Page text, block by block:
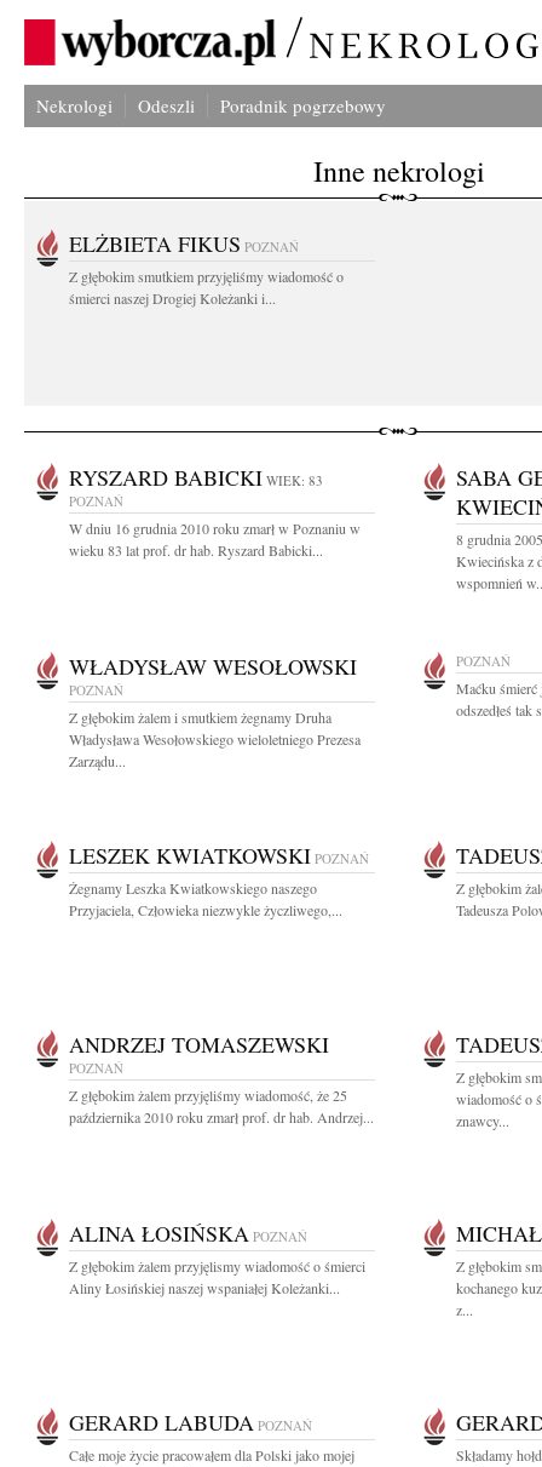
Nekrologi Odeszli Poradnik pogrzebowy
Inne nekrologi
ELŻBIETA FIKUS POZNAŃ
Z głębokim smutkiem przyjęliśmy wiadomość o
śmierci naszej Drogiej Koleżanki i...
RYSZARD BABICKI WIEK: 83
POZNAŃ
W dniu 16 grudnia 2010 roku zmarł w Poznaniu w
wieku 83 lat prof. dr hab. Ryszard Babicki...
SABA
8 grudnia
Kwiecińska z
wspomnień
WŁADYSŁAW WESOŁOWSKI
POZNAŃ
Z głębokim żalem i smutkiem żegnamy Druha
Władysława Wesołowskiego wieloletniego Prezesa
Zarządu...
POZNAŃ
Maćku śmierć
odszedłeś tak
LESZEK KWIATKOWSKI POZNAŃ
Żegnamy Leszka Kwiatkowskiego naszego
Przyjaciela, Człowieka niezwykle życzliwego,...
Z głębokim
Tadeusza
ANDRZEJ TOMASZEWSKI
POZNAŃ
Z głębokim żalem przyjęliśmy wiadomość, że 25
października 2010 roku zmarł prof. dr hab. Andrzej...
Z głębokim
wiadomość o
znawcy...
ALINA ŁOSIŃSKA POZNAŃ
Z głębokim żalem przyjęlismy wiadomość o śmierci
Aliny Łosińskiej naszej wspaniałej Koleżanki...
Z głębokim
kochanego
z...
GERARD LABUDA POZNAŃ
Całe moje życie pracowałem dla Polski jako mojej
Składamy